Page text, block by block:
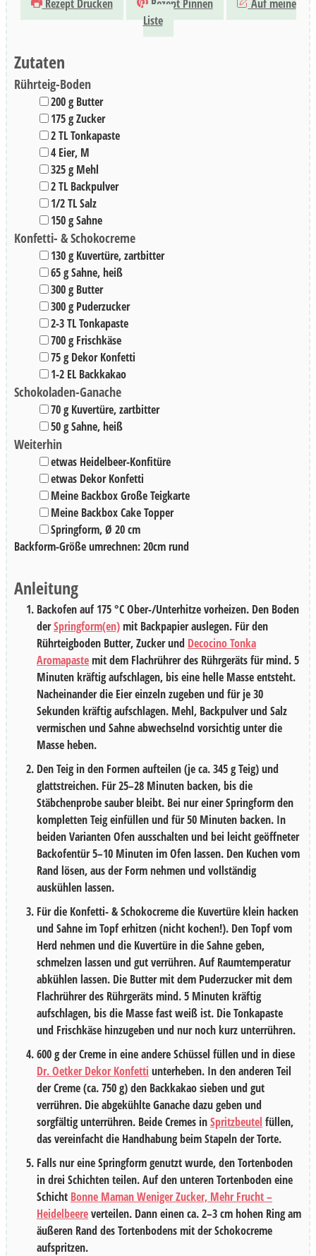
Rezept Drucken Rezept Pinnen
Auf meine
Liste
Zutaten
Rührteig-Boden
▢
200g Butter
▢
175gZucker
▢
2TLTonkapaste
▢
4 Eier, M
▢
325g Mehl
▢
2TL Backpulver
▢
1/2TLSalz
▢
150gSahne
Konfetti- & Schokocreme
▢
130g Kuvertüre,zartbitter
▢
65gSahne, heiß
▢
300g Butter
▢
300g Puderzucker
▢
2-3TLTonkapaste
▢
700g Frischkäse
▢
75g Dekor Konfetti
▢
1-2 EL Backkakao
Schokoladen-Ganache
▢
70g Kuvertüre,zartbitter
▢
50gSahne, heiß
Weiterhin
▢
etwas Heidelbeer-Konfitüre
▢
etwas Dekor Konfetti
▢
Meine Backbox Große Teigkarte
▢
Meine Backbox Cake Topper
▢
Springform,Ø 20 cm
Backform-Größe umrechnen:20cm rund
Anleitung
Backofen auf 175 °C Ober-/Unterhitze vorheizen. Den Boden
derSpringform(en) mit Backpapier auslegen. Für den
Rührteigboden Butter, Zucker und Decocino Tonka
Aromapaste mit dem Flachrührer des Rührgeräts für mind.5
Minuten kräftig aufschlagen, bis eine helle Masse entsteht.
Nacheinander die Eier einzeln zugeben und für je30
Sekunden kräftig aufschlagen. Mehl, Backpulver und Salz
vermischen und Sahne abwechselnd vorsichtig unter die
Masse heben.
Den Teig in den Formen aufteilen (je ca.345g Teig) und
glattstreichen. Für25–28 Minuten backen, bis die
Stäbchenprobe sauber bleibt. Bei nur einer Springform den
kompletten Teig einfüllen und für50 Minuten backen. In
beiden Varianten Ofen ausschalten und bei leicht geöffneter
Backofentür5–10 Minuten im Ofen lassen. Den Kuchen vom
Rand lösen, aus der Form nehmen und vollständig
auskühlen lassen.
Für die Konfetti- & Schokocreme die Kuvertüre klein hacken
und Sahne im Topf erhitzen (nicht kochen!). Den Topf vom
Herd nehmen und die Kuvertüre in die Sahne geben,
schmelzen lassen und gut verrühren. Auf Raumtemperatur
abkühlen lassen. Die Butter mit dem Puderzucker mit dem
Flachrührer des Rührgeräts mind.5 Minuten kräftig
aufschlagen, bis die Masse fast weiß ist. Die Tonkapaste
und Frischkäse hinzugeben und nur noch kurz unterrühren.
600g der Creme in eine andere Schüssel füllen und in diese
Dr. Oetker Dekor Konfetti unterheben. In den anderen Teil
der Creme (ca.750g) den Backkakao sieben und gut
verrühren. Die abgekühlte Ganache dazu geben und
sorgfältig unterrühren. Beide Cremes inSpritzbeutel füllen,
das vereinfacht die Handhabung beim Stapeln der Torte.
Falls nur eine Springform genutzt wurde, den Tortenboden
in drei Schichten teilen. Auf den unteren Tortenboden eine
Schicht Bonne Maman Weniger Zucker, Mehr Frucht –
Heidelbeereverteilen. Dann einen ca. 2–3 cm hohen Ring am
äußeren Rand des Tortenbodens mit der Schokocreme
aufspritzen.